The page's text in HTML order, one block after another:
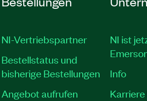
NI-Vertriebspartner
Bestellstatus und
bisherige Bestellungen
Angebot aufrufen
NI ist
Info